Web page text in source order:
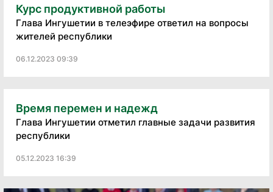
Курс продуктивной работы
Глава Ингушетии в телеэфире ответил на вопросы
жителей республики
06.12.2023 09:39
Время перемен и надежд
Глава Ингушетии отметил главные задачи развития
республики
05.12.2023 16:39